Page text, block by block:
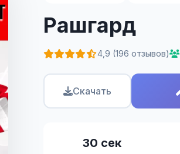
Рашгард
4,9 (196 отзывов)
Скачать
30 сек